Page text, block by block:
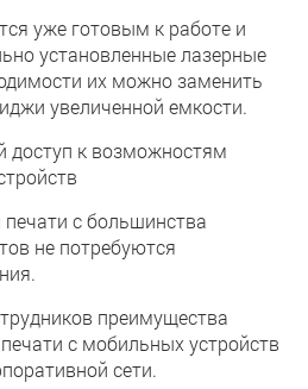
уже готовым к работе и
установленные лазерные
их можно заменить
увеличенной емкости.
доступ к возможностям
с большинства
не потребуются
преимущества
с мобильных устройств
сети.